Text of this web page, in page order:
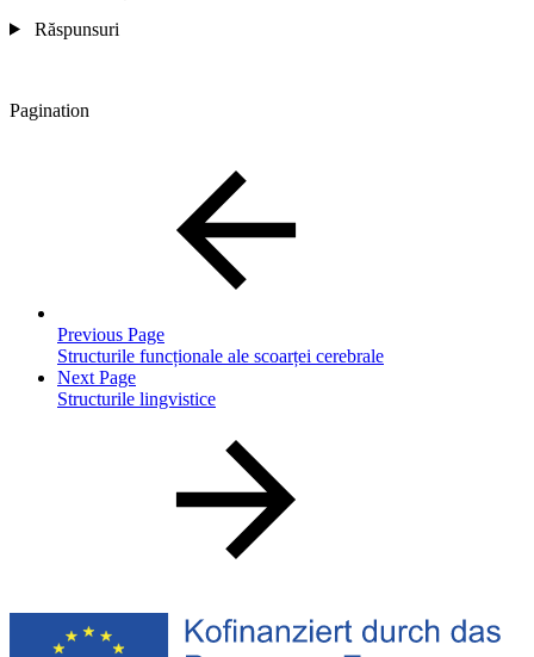
Răspunsuri
Pagination
Previous Page
Structurile funcționale ale scoarței cerebrale
Next Page
Structurile lingvistice